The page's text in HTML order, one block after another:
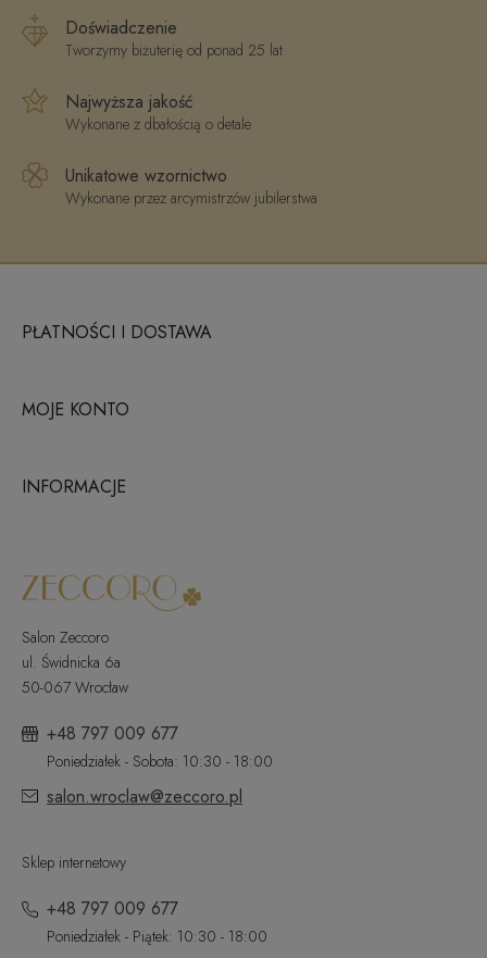
Doświadczenie
Tworzymy biżuterię od ponad 25 lat
Najwyższa jakość
Wykonane z dbałością o detale
Unikatowe wzornictwo
Wykonane przez arcymistrzów jubilerstwa
PŁATNOŚCI I DOSTAWA
MOJE KONTO
INFORMACJE
Salon Zeccoro
ul. Świdnicka 6a
50-067 Wrocław
+48 797 009 677
Poniedziałek - Sobota: 10:30 - 18:00
salon.wroclaw@zeccoro.pl
Sklep internetowy
+48 797 009 677
Poniedziałek - Piątek: 10:30 - 18:00